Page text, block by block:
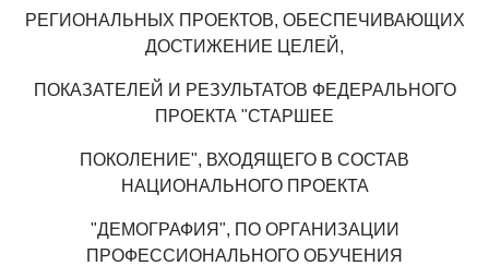
РЕГИОНАЛЬНЫХ ПРОЕКТОВ, ОБЕСПЕЧИВАЮЩИХ
ДОСТИЖЕНИЕ ЦЕЛЕЙ,
ПОКАЗАТЕЛЕЙ И РЕЗУЛЬТАТОВ ФЕДЕРАЛЬНОГО
ПРОЕКТА "СТАРШЕЕ
ПОКОЛЕНИЕ", ВХОДЯЩЕГО В СОСТАВ
НАЦИОНАЛЬНОГО ПРОЕКТА
"ДЕМОГРАФИЯ", ПО ОРГАНИЗАЦИИ
ПРОФЕССИОНАЛЬНОГО ОБУЧЕНИЯ